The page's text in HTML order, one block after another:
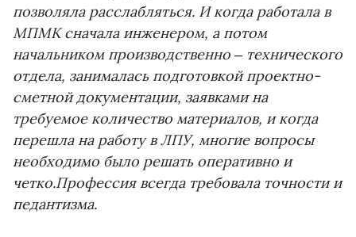
позволяла расслабляться. И когда работала в
МПМК сначала инженером, а потом
начальником производственно – технического
отдела, занималась подготовкой проектно-
сметной документации, заявками на
требуемое количество материалов, и когда
перешла на работу в ЛПУ, многие вопросы
необходимо было решать оперативно и
четко.Профессия всегда требовала точности и
педантизма.